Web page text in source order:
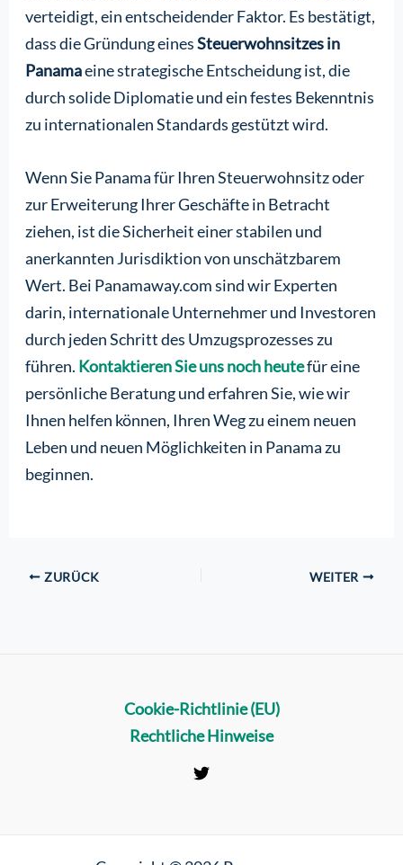
verteidigt, ein entscheidender Faktor. Es bestätigt,
dass die Gründung einesSteuerwohnsitzes in
Panamaeine strategische Entscheidung ist, die
durch solide Diplomatie und ein festes Bekenntnis
zu internationalen Standards gestützt wird.
Wenn Sie Panama für Ihren Steuerwohnsitz oder
zur Erweiterung Ihrer Geschäfte in Betracht
ziehen, ist die Sicherheit einer stabilen und
anerkannten Jurisdiktion von unschätzbarem
Wert. Bei Panamaway.com sind wir Experten
darin, internationale Unternehmer und Investoren
durch jeden Schritt des Umzugsprozesses zu
führen. Kontaktieren Sie uns noch heutefür eine
persönliche Beratung und erfahren Sie, wie wir
Ihnen helfen können, Ihren Weg zu einem neuen
Leben und neuen Möglichkeiten in Panama zu
beginnen.
ZURÜCK WEITER
Cookie-Richtlinie (EU)
Rechtliche Hinweise